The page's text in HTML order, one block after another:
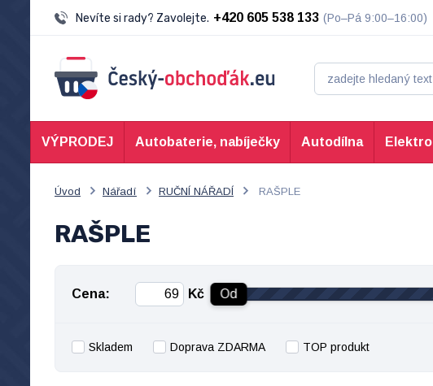
Nevíte si rady? Zavolejte. +420 605 538 133 (Po–Pá 9:00–16:00)
VÝPRODEJ Autobaterie, nabíječky Autodílna Elektro
Úvod Nářadí RUČNÍ NÁŘADÍ RAŠPLE
RAŠPLE
Cena: Kč Od
Skladem Doprava ZDARMA TOP produkt